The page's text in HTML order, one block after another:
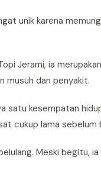
unik karena
Jerami, ia
musuh dan penyakit.
satu kesempatan
cukup lama sebelum
Meski begitu,